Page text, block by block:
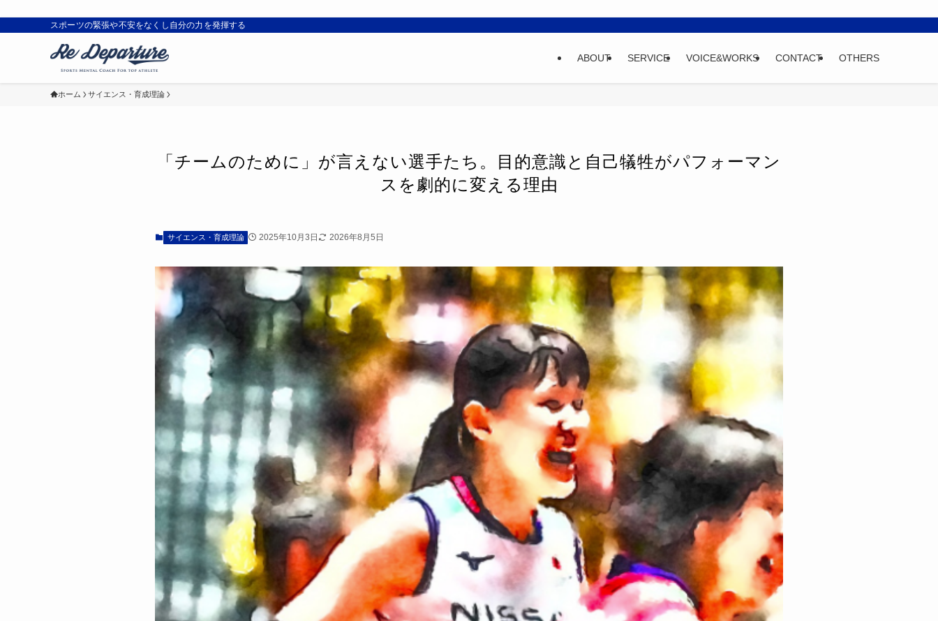
スポーツの緊張や不安をなくし自分の力を発揮する
ABOUT SERVICE VOICE&WORKS CONTACT OTHERS
ホーム サイエンス・育成理論
「チームのために」が言えない選手たち。目的意識と自己犠牲がパフォーマン
スを劇的に変える理由
サイエンス・育成理論 2025年10月3日 2026年8月5日